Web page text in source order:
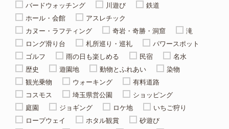
バードウォッチング
川遊び
鉄道
ホール・会館
アスレチック
カヌー・ラフティング
奇岩・奇勝・洞窟
滝
ロング滑り台
札所巡り・巡礼
パワースポット
ゴルフ
雨の日も楽しめる 民宿
名水
歴史
遊園地 動物とふれあい
染物
観光乗物
ウォーキング
有料道路
コスモス
埼玉県営公園
ショッピング
庭園
ジョギング ロケ地
いちご狩り
ロープウェイ
ホタル観賞
砂遊び